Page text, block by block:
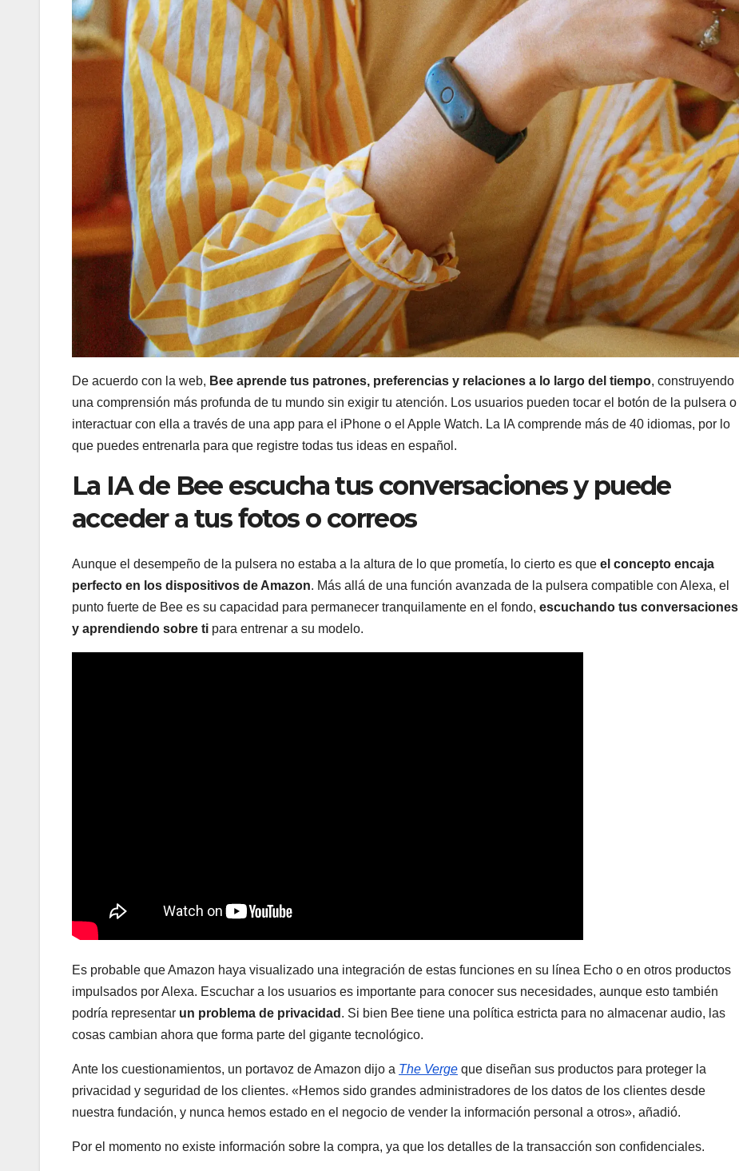
De acuerdo con la web, Bee aprende tus patrones, preferencias y relaciones a lo largo del tiempo, construyendo
una comprensión más profunda de tu mundo sin exigir tu atención. Los usuarios pueden tocar el botón de la pulsera o
interactuar con ella a través de una app para el iPhone o el Apple Watch. La IA comprende más de 40 idiomas, por lo
que puedes entrenarla para que registre todas tus ideas en español.
La IA de Bee escucha tus conversaciones y puede
acceder a tus fotos o correos
Aunque el desempeño de la pulsera no estaba a la altura de lo que prometía, lo cierto es que el concepto encaja
perfecto en los dispositivos de Amazon. Más allá de una función avanzada de la pulsera compatible con Alexa, el
punto fuerte de Bee es su capacidad para permanecer tranquilamente en el fondo, escuchando tus conversaciones
y aprendiendo sobre ti para entrenar a su modelo.
Es probable que Amazon haya visualizado una integración de estas funciones en su línea Echo o en otros productos
impulsados por Alexa. Escuchar a los usuarios es importante para conocer sus necesidades, aunque esto también
podría representar un problema de privacidad . Si bien Bee tiene una política estricta para no almacenar audio, las
cosas cambian ahora que forma parte del gigante tecnológico.
Ante los cuestionamientos, un portavoz de Amazon dijo a The Verge que diseñan sus productos para proteger la
privacidad y seguridad de los clientes. «Hemos sido grandes administradores de los datos de los clientes desde
nuestra fundación, y nunca hemos estado en el negocio de vender la información personal a otros», añadió.
Por el momento no existe información sobre la compra, ya que los detalles de la transacción son confidenciales.